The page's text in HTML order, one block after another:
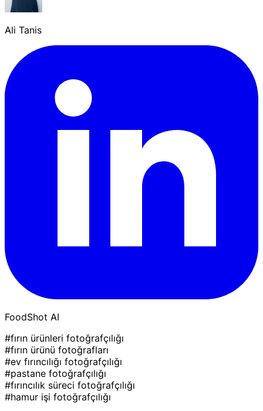
Ali Tanis
FoodShot AI
#fırın ürünleri fotoğrafçılığı
#fırın ürünü fotoğrafları
#ev fırıncılığı fotoğrafçılığı
#pastane fotoğrafçılığı
#fırıncılık süreci fotoğrafçılığı
#hamur işi fotoğrafçılığı